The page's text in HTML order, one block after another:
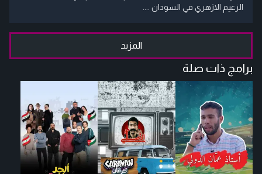
الزعيم الازهري في السودان ....
المزيد
برامج ذات صلة